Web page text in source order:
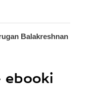
Balakreshnan
ebooki